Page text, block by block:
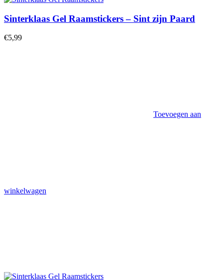
Sinterklaas Gel Raamstickers – Sint zijn Paard
€5,99
Toevoegen aan
winkelwagen